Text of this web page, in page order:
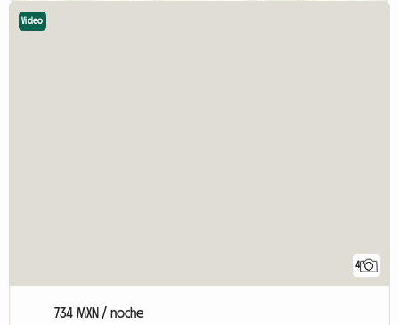
4
Video
734 MXN / noche